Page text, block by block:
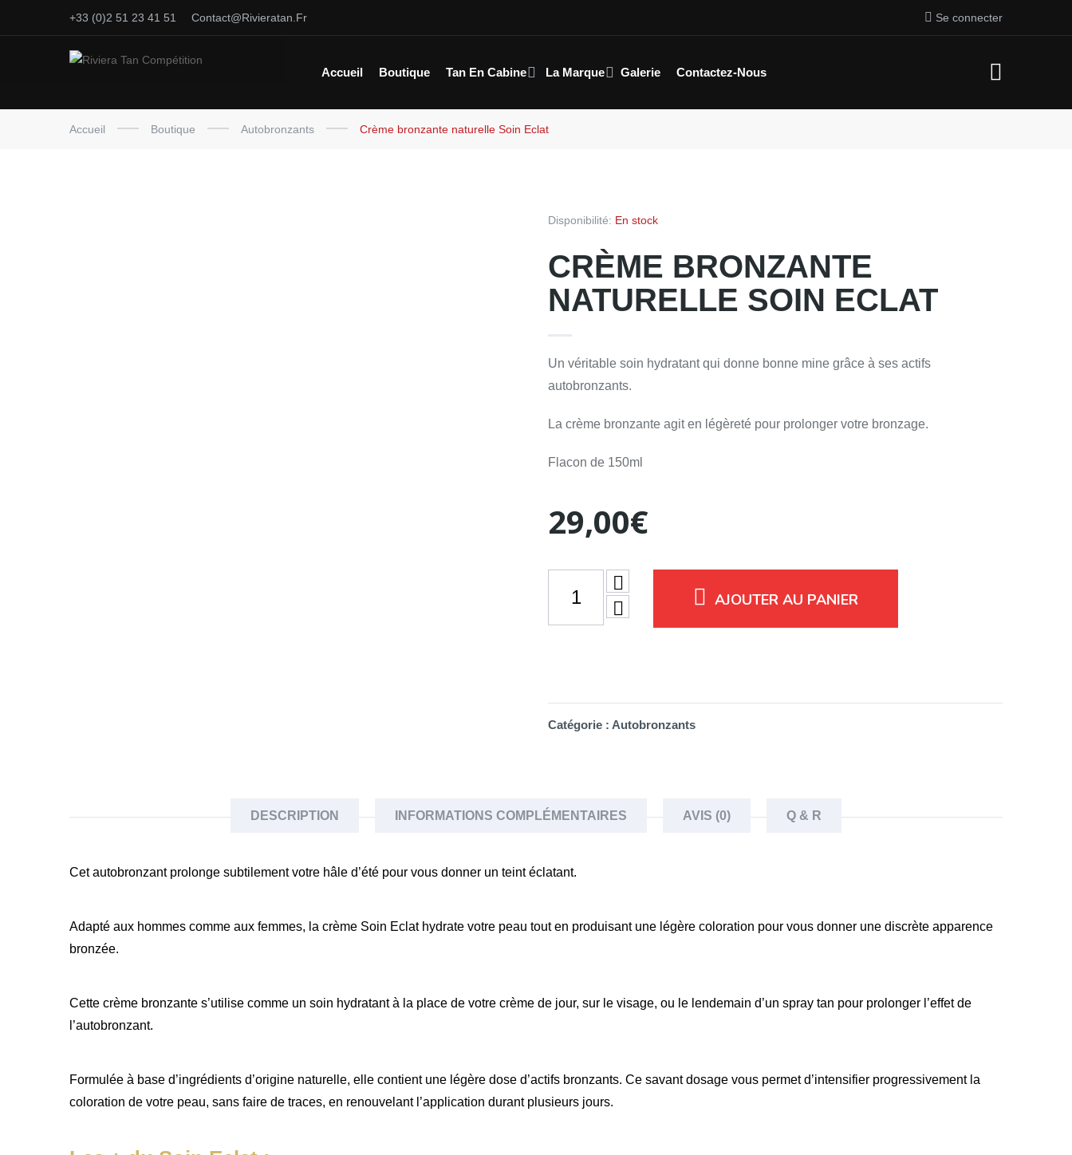
+33 (0)2 51 23 41 51 Contact@rivieratan.fr Se connecter
Accueil Boutique Tan En Cabine La Marque Galerie Contactez-Nous
Accueil Boutique Autobronzants Crème bronzante naturelle Soin Eclat
Disponibilité: En stock
CRÈME BRONZANTE
NATURELLE SOIN ECLAT
Un véritable soin hydratant qui donne bonne mine grâce à ses actifs
autobronzants.
La crème bronzante agit en légèreté pour prolonger votre bronzage.
Flacon de 150ml
29,00€
AJOUTER AU PANIER
Catégorie : Autobronzants
DESCRIPTION INFORMATIONS COMPLÉMENTAIRES AVIS (0) Q & R
Cet autobronzant prolonge subtilement votre hâle d’été pour vous donner un teint éclatant.
Adapté aux hommes comme aux femmes, la crème Soin Eclat hydrate votre peau tout en produisant une légère coloration pour vous donner une discrète apparence
bronzée.
Cette crème bronzante s’utilise comme un soin hydratant à la place de votre crème de jour, sur le visage, ou le lendemain d’un spray tan pour prolonger l’effet de
l’autobronzant.
Formulée à base d’ingrédients d’origine naturelle, elle contient une légère dose d’actifs bronzants. Ce savant dosage vous permet d’intensifier progressivement la
coloration de votre peau, sans faire de traces, en renouvelant l’application durant plusieurs jours.